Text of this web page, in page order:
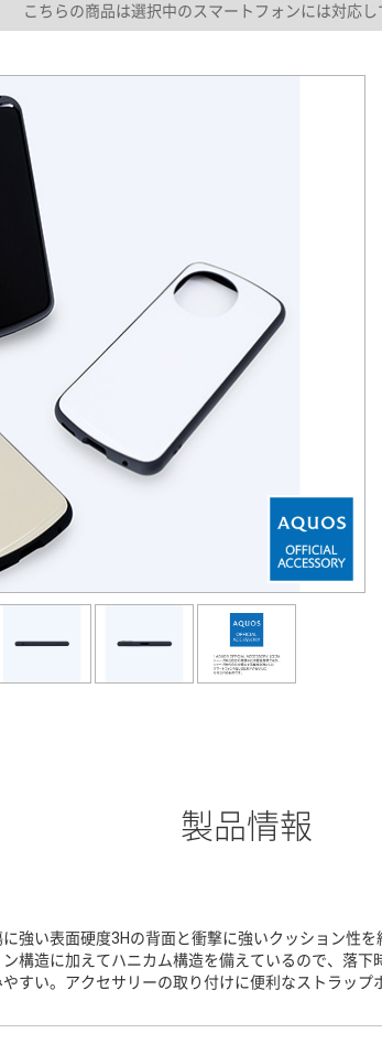
こちらの商品は選択中のスマートフォンには対応し
製品情報
に強い表面硬度3Hの背面と衝撃に強いクッション性
ン構造に加えてハニカム構造を備えているので、落
やすい。アクセサリーの取り付けに便利なストラップ